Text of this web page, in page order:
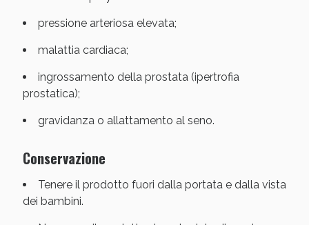
pressione arteriosa elevata;
malattia cardiaca;
ingrossamento della prostata (ipertrofia
prostatica);
gravidanza o allattamento al seno.
Conservazione
Tenere il prodotto fuori dalla portata e dalla vista
dei bambini.